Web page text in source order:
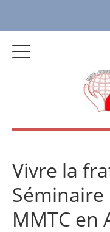
Vivre la
MMTC en